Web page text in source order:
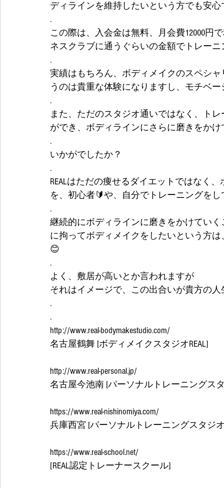
ディラインを維持したいという方でも安心
.
この際は、入会金は無料、月会費12000円
ネスクラブに通うぐらいの金額でトレー
.
実績はもちろん、ボディメイクのスペシ
うのは貴重な体験になりますし、モチベ
.
また、ただのスタジオ通いではなく、ト
ができ、ボディラインにさらに磨きをか
.
いかがでしたか？
.
REALはただの痩せるダイエットではなく
を、初心者🔰や、自分でトレーニングを
.
継続的にボディラインに磨きをかけてい
に拘ってボディメイクをしたいという方
😊
.
よく、敷居が高いとか言われますが
それはイメージで、この出合いが貴方の
.
.
http://www.real-bodymakestudio.com/
名古屋鶴舞 [ボディメイクスタジオREAL]
http://www.real-personal.jp/
名古屋今池南 [パーソナルトレーニングスタ
https://www.real-nishinomiya.com/
兵庫西宮 [パーソナルトレーニングスタジオ
https://www.real-school.net/
[REAL認定トレーナースクール]